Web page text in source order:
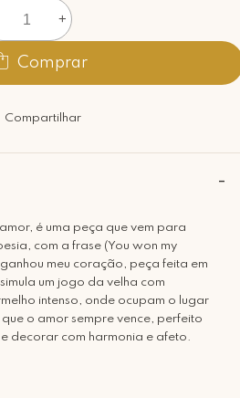
+
Comprar
Compartilhar
é uma peça que vem para
com a frase (You won my
meu coração, peça feita em
um jogo da velha com
intenso, onde ocupam o lugar
o amor sempre vence, perfeito
decorar com harmonia e afeto.